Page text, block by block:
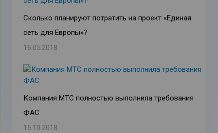
Сколько планируют потратить на проект «Единая
сеть для Европы»?
16.05.2018
Компания МТС полностью выполнила требования
ФАС
15.10.2018